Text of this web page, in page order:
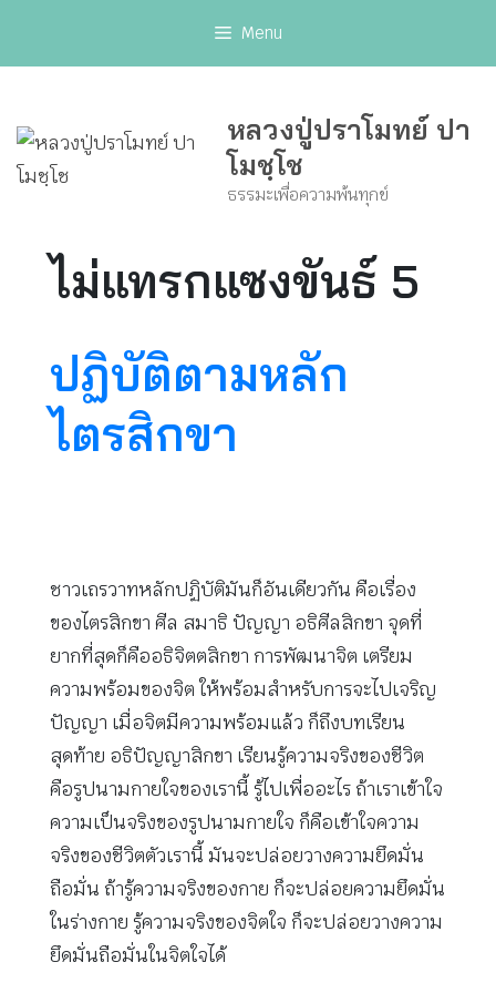
Menu
หลวงปู่ปราโมทย์ ปา
โมชฺโช
ธรรมะเพื่อความพ้นทุกข์
ไม่แทรกแซงขันธ์ 5
ปฏิบัติตามหลัก
ไตรสิกขา
ชาวเถรวาทหลักปฏิบัติมันก็อันเดียวกัน คือเรื่อง
ของไตรสิกขา ศีล สมาธิ ปัญญา อธิศีลสิกขา จุดที่
ยากที่สุดก็คืออธิจิตตสิกขา การพัฒนาจิต เตรียม
ความพร้อมของจิต ให้พร้อมสำหรับการจะไปเจริญ
ปัญญา เมื่อจิตมีความพร้อมแล้ว ก็ถึงบทเรียน
สุดท้าย อธิปัญญาสิกขา เรียนรู้ความจริงของชีวิต
คือรูปนามกายใจของเรานี้ รู้ไปเพื่ออะไร ถ้าเราเข้าใจ
ความเป็นจริงของรูปนามกายใจ ก็คือเข้าใจความ
จริงของชีวิตตัวเรานี้ มันจะปล่อยวางความยึดมั่น
ถือมั่น ถ้ารู้ความจริงของกาย ก็จะปล่อยความยึดมั่น
ในร่างกาย รู้ความจริงของจิตใจ ก็จะปล่อยวางความ
ยึดมั่นถือมั่นในจิตใจได้